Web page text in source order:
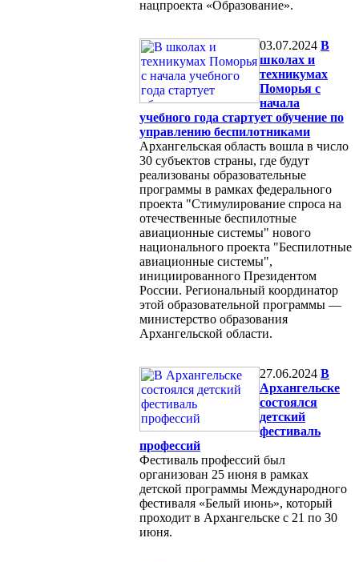
нацпроекта «Образование».
03.07.2024 В
школах и
техникумах
Поморья с
начала
учебного года стартует обучение по
управлению беспилотниками
Архангельская область вошла в число
30 субъектов страны, где будут
реализованы образовательные
программы в рамках федерального
проекта "Стимулирование спроса на
отечественные беспилотные
авиационные системы" нового
национального проекта "Беспилотные
авиационные системы",
инициированного Президентом
России. Региональный координатор
этой образовательной программы —
министерство образования
Архангельской области.
27.06.2024 В
Архангельске
состоялся
детский
фестиваль
профессий
Фестиваль профессий был
организован 25 июня в рамках
детской программы Международного
фестиваля «Белый июнь», который
проходит в Архангельске с 21 по 30
июня.